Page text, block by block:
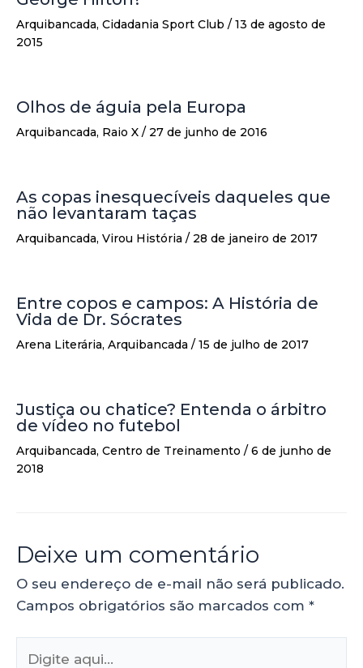
Arquibancada, Cidadania Sport Club / 13 de agosto de
2015
Olhos de águia pela Europa
Arquibancada, Raio X / 27 de junho de 2016
As copas inesquecíveis daqueles que
não levantaram taças
Arquibancada, Virou História / 28 de janeiro de 2017
Entre copos e campos: A História de
Vida de Dr. Sócrates
Arena Literária, Arquibancada / 15 de julho de 2017
Justiça ou chatice? Entenda o árbitro
de vídeo no futebol
Arquibancada, Centro de Treinamento / 6 de junho de
2018
Deixe um comentário
O seu endereço de e-mail não será publicado.
Campos obrigatórios são marcados com *